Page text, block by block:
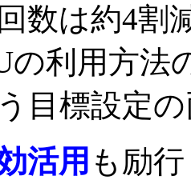
数は約4割
の利用方法
目標設定
活用 も励